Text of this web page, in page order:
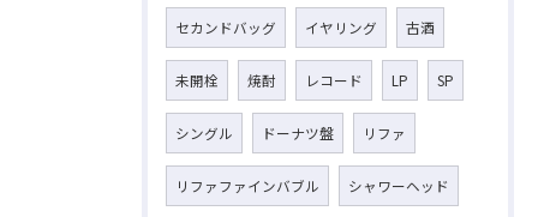
セカンドバッグ イヤリング 古酒
未開栓 焼酎 レコード LP SP
シングル ドーナツ盤 リファ
リファファインバブル シャワーヘッド